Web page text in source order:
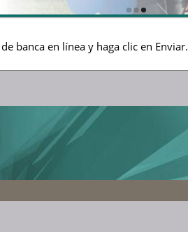
banca en línea y haga clic en Enviar.